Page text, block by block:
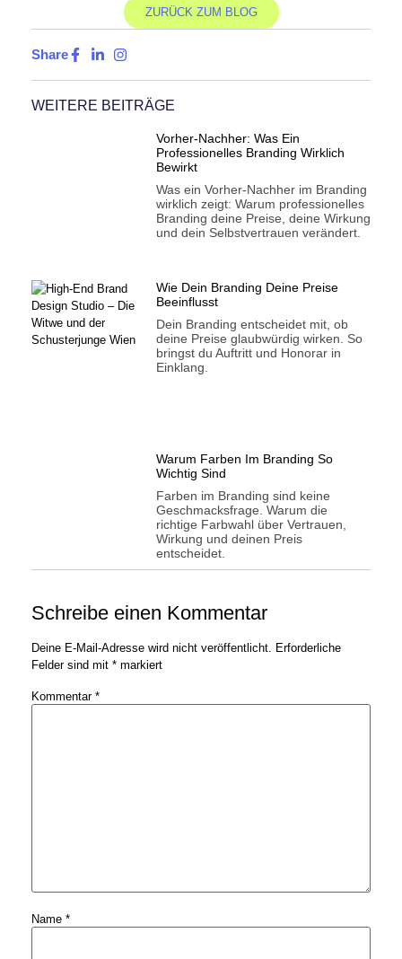
ZURÜCK ZUM BLOG
Share
WEITERE BEITRÄGE
Vorher-Nachher: Was Ein
Professionelles Branding Wirklich
Bewirkt
Was ein Vorher-Nachher im Branding
wirklich zeigt: Warum professionelles
Branding deine Preise, deine Wirkung
und dein Selbstvertrauen verändert.
Wie Dein Branding Deine Preise
Beeinflusst
Dein Branding entscheidet mit, ob
deine Preise glaubwürdig wirken. So
bringst du Auftritt und Honorar in
Einklang.
Warum Farben Im Branding So
Wichtig Sind
Farben im Branding sind keine
Geschmacksfrage. Warum die
richtige Farbwahl über Vertrauen,
Wirkung und deinen Preis
entscheidet.
Schreibe einen Kommentar
Deine E-Mail-Adresse wird nicht veröffentlicht. Erforderliche
Felder sind mit * markiert
Kommentar *
Name *